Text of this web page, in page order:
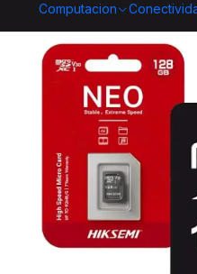
Computacion